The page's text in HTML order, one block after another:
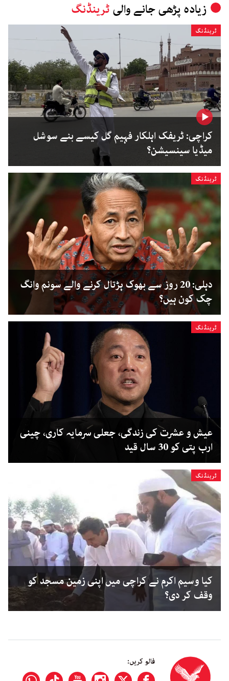
زیادہ پڑھی جانے والی ٹرینڈنگ
ٹرینڈنگ
کراچی: ٹریفک اہلکار فہیم گل کیسے بنے سوشل
میڈیا سینسیشن؟
ٹرینڈنگ
دہلی: 20 روز سے بھوک ہڑتال کرنے والے سونم وانگ
چک کون ہیں؟
ٹرینڈنگ
عیش و عشرت کی زندگی، جعلی سرمایہ کاری، چینی
ارب پتی کو 30 سال قید
ٹرینڈنگ
کیا وسیم اکرم نے کراچی میں اپنی زمین مسجد کو
وقف کر دی؟
فالو کریں: